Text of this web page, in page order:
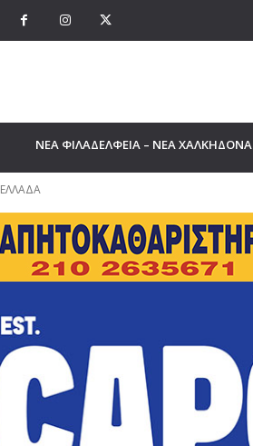
ΝΕΑ ΦΙΛΑΔΕΛΦΕΙΑ – ΝΕΑ ΧΑΛΚΗΔΟΝΑ
ΕΛΛΑΔΑ